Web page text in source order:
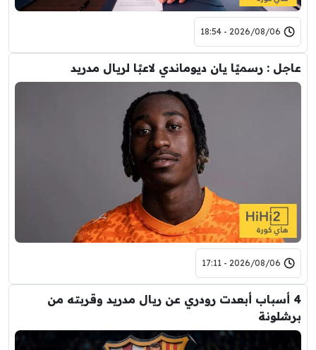
2026/08/06 - 18:54
عاجل : رسميًا يان ديوماندي لاعبًا لريال مدريد
2026/08/06 - 17:11
4 أسباب أبعدت رودري عن ريال مدريد وقربته من
برشلونة